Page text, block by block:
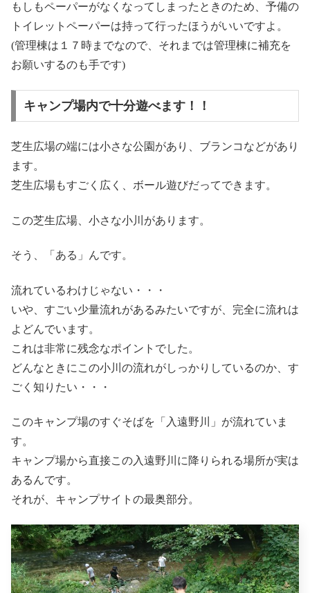
もしもペーパーがなくなってしまったときのため、予備の
トイレットペーパーは持って行ったほうがいいですよ。
(管理棟は１７時までなので、それまでは管理棟に補充を
お願いするのも手です)
キャンプ場内で十分遊べます！！
芝生広場の端には小さな公園があり、ブランコなどがあり
ます。
芝生広場もすごく広く、ボール遊びだってできます。
この芝生広場、小さな小川があります。
そう、「ある」んです。
流れているわけじゃない・・・
いや、すごい少量流れがあるみたいですが、完全に流れは
よどんでいます。
これは非常に残念なポイントでした。
どんなときにこの小川の流れがしっかりしているのか、す
ごく知りたい・・・
このキャンプ場のすぐそばを「入遠野川」が流れていま
す。
キャンプ場から直接この入遠野川に降りられる場所が実は
あるんです。
それが、キャンプサイトの最奥部分。